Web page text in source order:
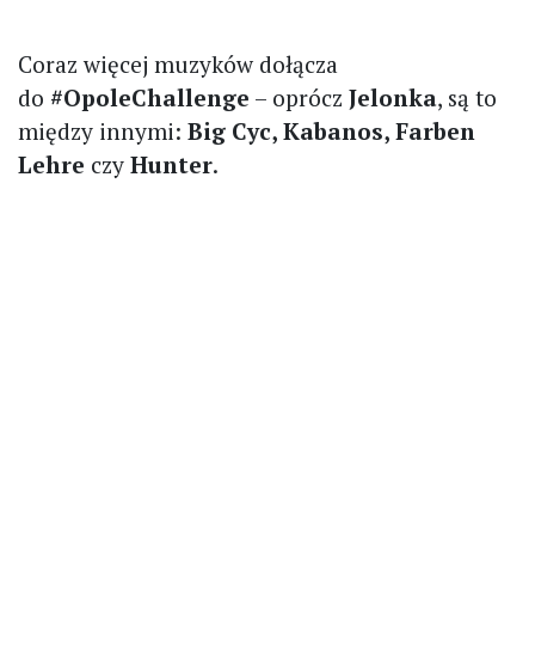
Coraz więcej muzyków dołącza
do #OpoleChallenge – oprócz Jelonka, są to
między innymi: Big Cyc, Kabanos, Farben
Lehre czy Hunter.